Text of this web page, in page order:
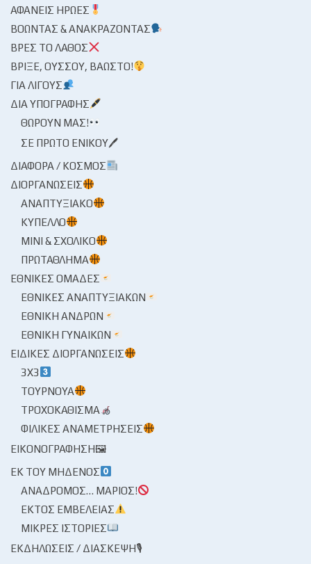
ΑΦΑΝΕΊΣ ΉΡΩΕΣ
ΒΟΏΝΤΑΣ & ΑΝΑΚΡΆΖΟΝΤΑΣ
ΒΡΕΣ ΤΟ ΛΆΘΟΣ
ΒΡΊΞΕ, ΟΎΣΣΟΥ, ΒΆΩΣΤΟ!
ΓΙΑ ΛΊΓΟΥΣ
ΔΙΑ ΥΠΟΓΡΑΦΉΣ
ΘΩΡΟΎΝ ΜΑΣ!
ΣΕ ΠΡΏΤΟ ΕΝΙΚΟΎ🖊
ΔΙΆΦΟΡΑ / ΚΌΣΜΟΣ
ΔΙΟΡΓΑΝΏΣΕΙΣ
ΑΝΑΠΤΥΞΙΑΚΌ
ΚΎΠΕΛΛΟ
ΜΊΝΙ & ΣΧΟΛΙΚΌ
ΠΡΩΤΆΘΛΗΜΑ
ΕΘΝΙΚΈΣ ΟΜΆΔΕΣ
ΕΘΝΙΚΈΣ ΑΝΑΠΤΥΞΙΑΚΏΝ
ΕΘΝΙΚΉ ΑΝΔΡΏΝ
ΕΘΝΙΚΉ ΓΥΝΑΙΚΏΝ
ΕΙΔΙΚΈΣ ΔΙΟΡΓΑΝΏΣΕΙΣ
3X3
ΤΟΥΡΝΟΥΆ
ΤΡΟΧΟΚΆΘΙΣΜΑ
ΦΙΛΙΚΈΣ ΑΝΑΜΕΤΡΉΣΕΙΣ
ΕΙΚΟΝΟΓΡΆΦΗΣΗ🖼
ΕΚ ΤΟΥ ΜΗΔΕΝΌΣ
ΑΝΆΔΡΟΜΟΣ… ΜΆΡΙΟΣ!
ΕΚΤΌΣ ΕΜΒΈΛΕΙΑΣ
ΜΙΚΡΈΣ ΙΣΤΟΡΊΕΣ
ΕΚΔΗΛΏΣΕΙΣ / ΔΙΆΣΚΕΨΗ🎙